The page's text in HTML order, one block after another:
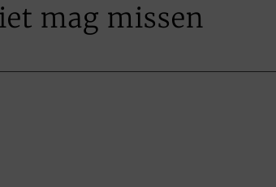
mag missen